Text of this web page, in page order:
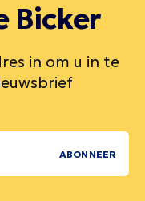
Bicker
in om u in te
ABONNEER